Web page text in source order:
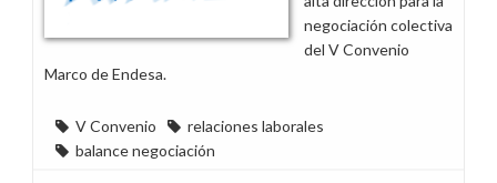
negociación colectiva
del V Convenio
Marco de Endesa.
V Convenio
relaciones laborales
balance negociación